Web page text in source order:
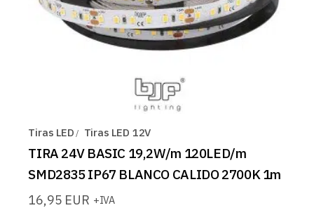
Tiras LED Tiras LED 12V
TIRA 24V BASIC 19,2W/m 120LED/m
SMD2835 IP67 BLANCO CALIDO 2700K 1m
16,95 EUR +IVA